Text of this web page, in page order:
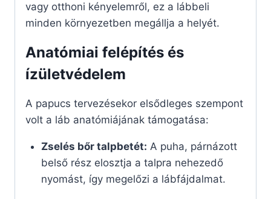
vagy otthoni kényelemről, ez a lábbeli
minden környezetben megállja a helyét.
Anatómiai felépítés és
ízületvédelem
A papucs tervezésekor elsődleges szempont
volt a láb anatómiájának támogatása:
Zselés bőr talpbetét: A puha, párnázott
belső rész elosztja a talpra nehezedő
nyomást, így megelőzi a lábfájdalmat.